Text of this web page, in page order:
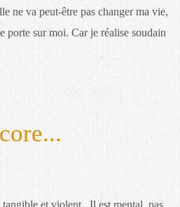
ne va peut-être pas changer ma vie,
porte sur moi. Car je réalise soudain
tangible et violent . Il est mental, pas